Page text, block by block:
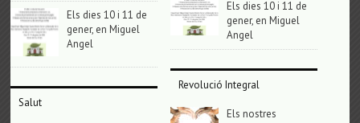
Els dies 10 i 11 de
gener, en Miguel
Angel
Salut
Els dies 10 i 11 de
gener, en Miguel
Angel
Revolució Integral
Els nostres